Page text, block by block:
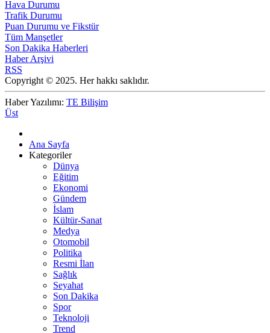
Hava Durumu
Trafik Durumu
Puan Durumu ve Fikstür
Tüm Manşetler
Son Dakika Haberleri
Haber Arşivi
RSS
Copyright © 2025. Her hakkı saklıdır.
Haber Yazılımı: TE Bilişim
Üst
Ana Sayfa
Kategoriler
Dünya
Eğitim
Ekonomi
Gündem
İslam
Kültür-Sanat
Medya
Otomobil
Politika
Resmi İlan
Sağlık
Seyahat
Son Dakika
Spor
Teknoloji
Trend